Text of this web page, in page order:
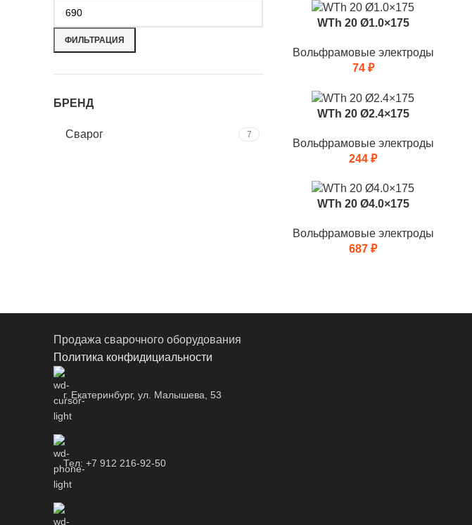
ФИЛЬТРАЦИЯ
БРЕНД
Сварог 7
WTh 20 Ø1.0×175
Вольфрамовые электроды
74 ₽
WTh 20 Ø2.4×175
Вольфрамовые электроды
244₽
WTh 20 Ø4.0×175
Вольфрамовые электроды
687₽
Продажа сварочного оборудования
Политика конфидициальности
г. Екатеринбург, ул. Малышева, 53
Тел: +7 912 216-92-50